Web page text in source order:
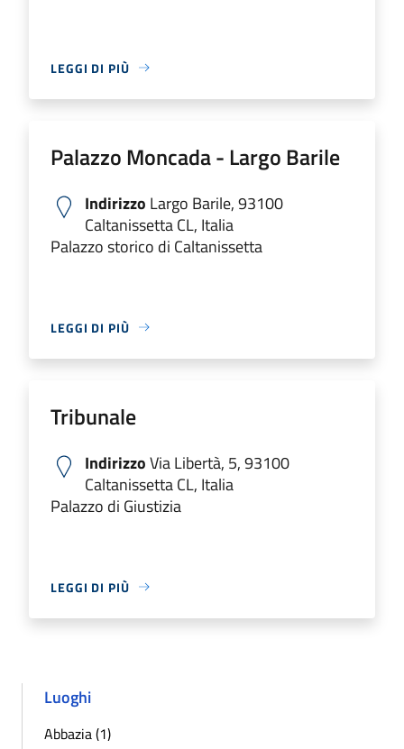
LEGGI DI PIÙ
Palazzo Moncada - Largo Barile
Indirizzo Largo Barile, 93100
Caltanissetta CL, Italia
Palazzo storico di Caltanissetta
LEGGI DI PIÙ
Tribunale
IndirizzoVia Libertà, 5, 93100
Caltanissetta CL, Italia
Palazzo di Giustizia
LEGGI DI PIÙ
Luoghi
Abbazia (1)